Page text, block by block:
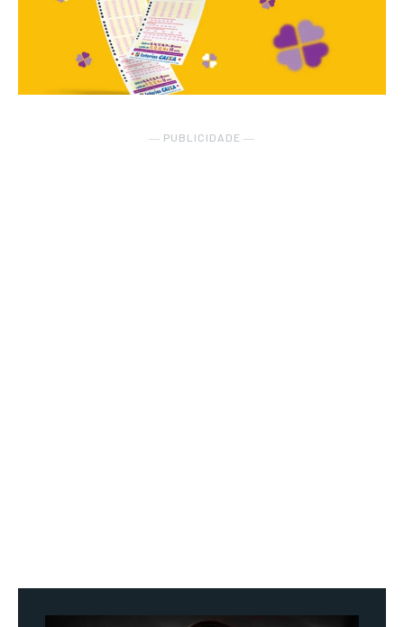
― PUBLICIDADE ―